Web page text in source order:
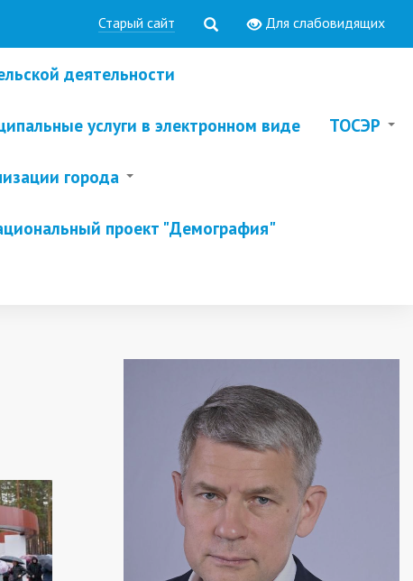
Старый сайт Для слабовидящих
деятельности
услуги в электронном виде ТОСЭР
города
проект "Демография"